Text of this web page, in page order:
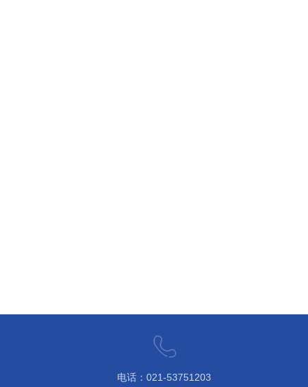
电话：021-53751203